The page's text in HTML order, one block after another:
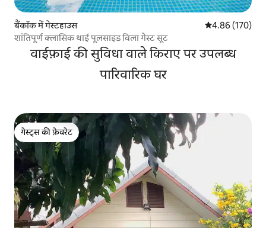
बैंकॉक में गेस्टहाउस औसत रेटिंग 5 में से
4.86 (170)
शांतिपूर्ण क्लासिक थाई पूलसाइड विला गेस्ट सूट
वाईफ़ाई की सुविधा वाले किराए पर उपलब्ध
पारिवारिक घर
गेस्ट्स की फ़ेवरेट
गेस्ट्स की फ़ेवरेट